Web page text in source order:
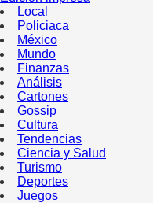
Local
Policiaca
México
Mundo
Finanzas
Análisis
Cartones
Gossip
Cultura
Tendencias
Ciencia y Salud
Turismo
Deportes
Juegos